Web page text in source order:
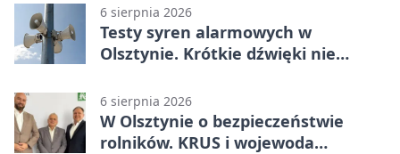
6 sierpnia 2026
Testy syren alarmowych w
Olsztynie. Krótkie dźwięki nie
6 sierpnia 2026
W Olsztynie o bezpieczeństwie
rolników. KRUS i wojewoda